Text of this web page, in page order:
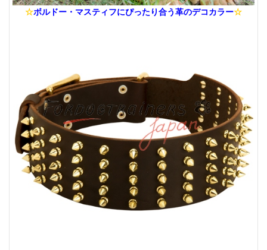
☆ボルドー・マスティフにぴったり合う革のデコカラー☆